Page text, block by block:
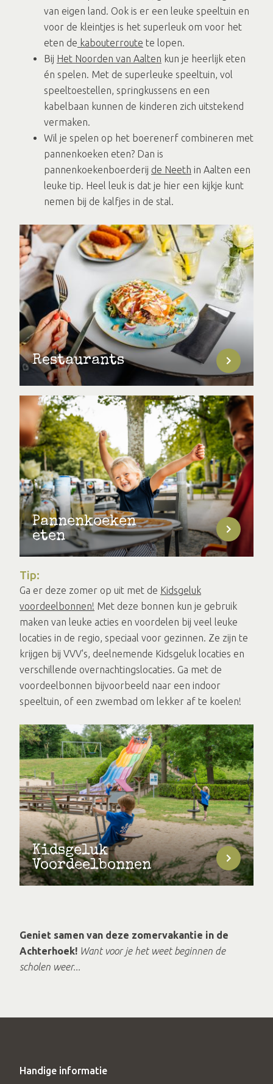
van eigen land. Ook is er een leuke speeltuin en
voor de kleintjes is het superleuk om voor het
eten de kabouterroute te lopen.
Bij Het Noorden van Aalten kun je heerlijk eten
én spelen. Met de superleuke speeltuin, vol
speeltoestellen, springkussens en een
kabelbaan kunnen de kinderen zich uitstekend
vermaken.
Wil je spelen op het boerenerf combineren met
pannenkoeken eten? Dan is
pannenkoekenboerderij de Neeth in Aalten een
leuke tip. Heel leuk is dat je hier een kijkje kunt
nemen bij de kalfjes in de stal.
Restaurants
Pannenkoeken
eten
Tip:
Ga er deze zomer op uit met de Kidsgeluk
voordeelbonnen! Met deze bonnen kun je gebruik
maken van leuke acties en voordelen bij veel leuke
locaties in de regio, speciaal voor gezinnen. Ze zijn te
krijgen bij VVV's, deelnemende Kidsgeluk locaties en
verschillende overnachtingslocaties. Ga met de
voordeelbonnen bijvoorbeeld naar een indoor
speeltuin, of een zwembad om lekker af te koelen!
Kidsgeluk
Voordeelbonnen
Geniet samen van deze zomervakantie in de
Achterhoek! Want voor je het weet beginnen de
scholen weer...
Handige informatie